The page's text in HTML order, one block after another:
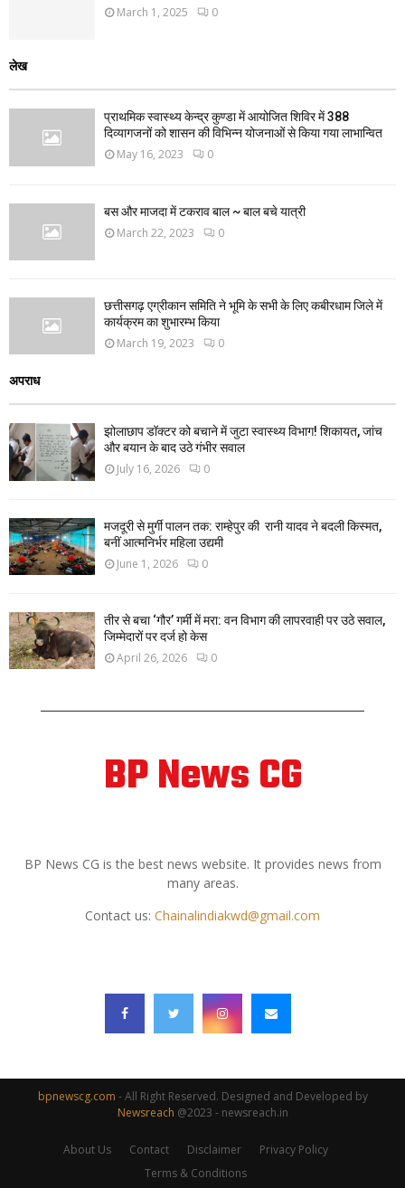
March 1, 2025 0
लेख
प्राथमिक स्वास्थ्य केन्द्र कुण्डा में आयोजित शिविर में 388
दिव्यागजनों को शासन की विभिन्न योजनाओं से किया गया लाभान्वित
May 16, 2023 0
बस और माजदा में टकराव बाल ~ बाल बचे यात्री
March 22, 2023 0
छत्तीसगढ़ एग्रीकान समिति ने भूमि के सभी के लिए कबीरधाम जिले में
कार्यक्रम का शुभारम्भ किया
March 19, 2023 0
अपराध
झोलाछाप डॉक्टर को बचाने में जुटा स्वास्थ्य विभाग! शिकायत, जांच
और बयान के बाद उठे गंभीर सवाल
July 16, 2026 0
मजदूरी से मुर्गी पालन तक: राम्हेपुर की रानी यादव ने बदली किस्मत,
बनीं आत्मनिर्भर महिला उद्यमी
June 1, 2026 0
तीर से बचा ‘गौर’ गर्मी में मरा: वन विभाग की लापरवाही पर उठे सवाल,
जिम्मेदारों पर दर्ज हो केस
April 26, 2026 0
BP News CG
BP News CG is the best news website. It provides news from
many areas.
Contact us: Chainalindiakwd@gmail.com
bpnewscg.com - All Right Reserved. Designed and Developed by
Newsreach @2023 - newsreach.in
About Us Contact Disclaimer
Privacy Policy
Terms & Conditions